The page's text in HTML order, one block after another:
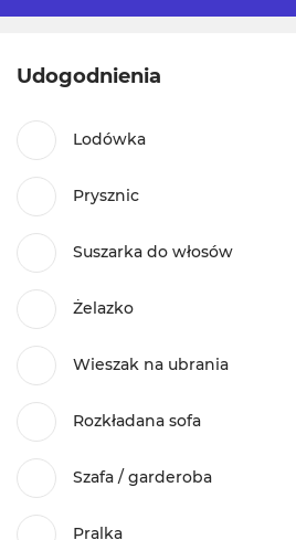
Udogodnienia
Lodówka
Prysznic
Suszarka do włosów
Żelazko
Wieszak na ubrania
Rozkładana sofa
Szafa / garderoba
Pralka